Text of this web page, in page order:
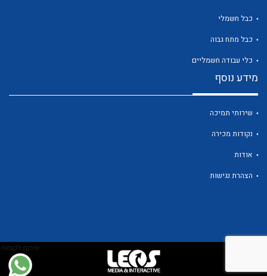
שירות לקוחות
כבל חשמלי
כבל מתח גבוה
כלי עבודה חשמליים
מידע נוסף
שירותי תמיכה
נקודות מכירה
אודות
הצהרת נגישות